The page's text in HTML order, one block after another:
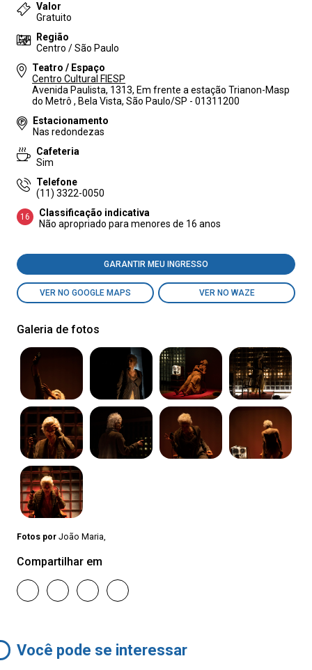
Valor
Gratuito
Região
Centro / São Paulo
Teatro / Espaço
Centro Cultural FIESP
Avenida Paulista, 1313, Em frente a estação Trianon-Masp
do Metrô , Bela Vista, São Paulo/SP - 01311200
Estacionamento
Nas redondezas
Cafeteria
Sim
Telefone
(11) 3322-0050
16
Classificação indicativa
Não apropriado para menores de 16 anos
GARANTIR MEU INGRESSO
VER NO GOOGLE MAPS VER NO WAZE
Galeria de fotos
Fotos por João Maria,
Compartilhar em
Você pode se interessar